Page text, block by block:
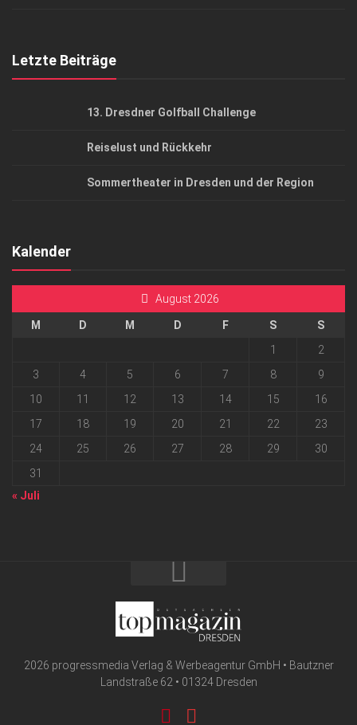
Letzte Beiträge
13. Dresdner Golfball Challenge
Reiselust und Rückkehr
Sommertheater in Dresden und der Region
Kalender
August 2026
M D M D F S
S
1
2
3
4 5 6 7 8
9
10
11 12 13 14 15
16
17
18 19 20 21 22
23
24
25 26 27 28 29
30
31
« Juli
2026 progressmedia Verlag & Werbeagentur GmbH • Bautzner
Landstraße 62 • 01324 Dresden